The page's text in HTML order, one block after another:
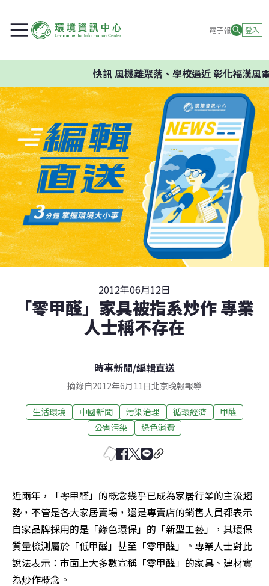
電子報 登入
快訊風機離聚落、學校過近 彰化福漢風電
2012年06月12日
「零甲醛」家具被指系炒作 專業
人士稱不存在
時事新聞/編輯直送
摘錄自2012年6月11日北京晚報報導
生活環境 中國新聞 污染治理 循環經濟
甲醛
公害污染
綠色消費
近兩年，「零甲醛」的概念幾乎已成為家居行業的主流趨
勢，不管是各大家居賣場，還是專賣店的銷售人員都表示
自家品牌採用的是「綠色環保」的「新型工藝」，其環保
質量檢測屬於「低甲醛」甚至「零甲醛」。專業人士對此
說法表示：市面上大多數宣稱「零甲醛」的家具、建材實
為炒作概念。